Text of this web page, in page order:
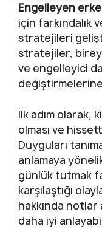
Engelleyen
için farkındalık
stratejileri
stratejiler,
ve engelleyici
değiştirmelerine
İlk adım olarak,
olması ve
Duyguları
anlamaya
günlük tutmak
karşılaştığı
hakkında
daha iyi